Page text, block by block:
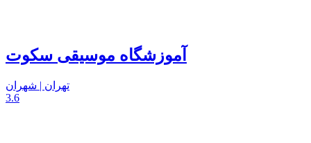
آموزشگاه موسیقی سکوت
تهران | شهران
3.6